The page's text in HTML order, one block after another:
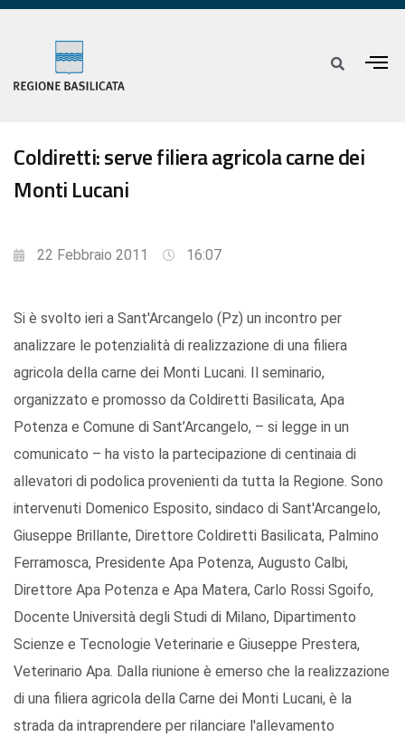
Coldiretti: serve filiera agricola carne dei
Monti Lucani
22 Febbraio 2011 16:07
Si è svolto ieri a Sant'Arcangelo (Pz) un incontro per
analizzare le potenzialità di realizzazione di una filiera
agricola della carne dei Monti Lucani. Il seminario,
organizzato e promosso da Coldiretti Basilicata, Apa
Potenza e Comune di Sant’Arcangelo, – si legge in un
comunicato – ha visto la partecipazione di centinaia di
allevatori di podolica provenienti da tutta la Regione. Sono
intervenuti Domenico Esposito, sindaco di Sant'Arcangelo,
Giuseppe Brillante, Direttore Coldiretti Basilicata, Palmino
Ferramosca, Presidente Apa Potenza, Augusto Calbi,
Direttore Apa Potenza e Apa Matera, Carlo Rossi Sgoifo,
Docente Università degli Studi di Milano, Dipartimento
Scienze e Tecnologie Veterinarie e Giuseppe Prestera,
Veterinario Apa. Dalla riunione è emerso che la realizzazione
di una filiera agricola della Carne dei Monti Lucani, è la
strada da intraprendere per rilanciare l'allevamento